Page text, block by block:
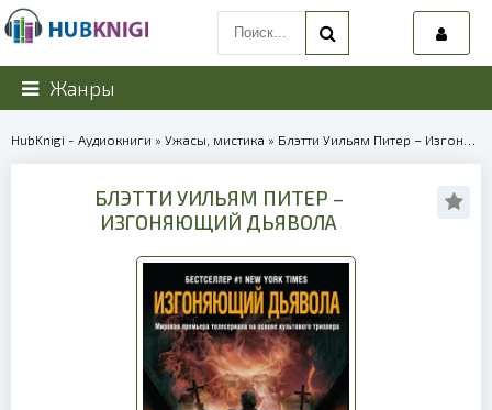
Жанры
HubKnigi - Аудиокниги » Ужасы, мистика » Блэтти Уильям Питер – Изгоняющий дьявола | 39973
БЛЭТТИ УИЛЬЯМ ПИТЕР –
ИЗГОНЯЮЩИЙ ДЬЯВОЛА